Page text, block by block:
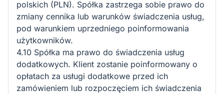
polskich (PLN). Spółka zastrzega sobie prawo do
zmiany cennika lub warunków świadczenia usług,
pod warunkiem uprzedniego poinformowania
użytkowników.
4.10 Spółka ma prawo do świadczenia usług
dodatkowych. Klient zostanie poinformowany o
opłatach za usługi dodatkowe przed ich
zamówieniem lub rozpoczęciem ich świadczenia